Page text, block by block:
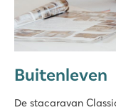
Buitenleven
De stacaravan